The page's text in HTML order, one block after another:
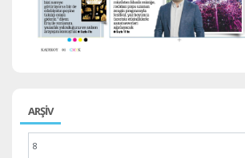
ARŞİV